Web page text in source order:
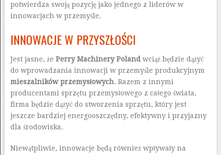
potwierdza swoją pozycję jako jednego z liderów w
innowacjach w przemyśle.
INNOWACJE W PRZYSZŁOŚCI
Jest jasne, że Perry Machinery Polandwciąż będzie dążyć
do wprowadzania innowacji w przemyśle produkcyjnym
mieszalników przemysłowych. Razem z innymi
producentami sprzętu przemysłowego z całego świata,
firma będzie dążyć do stworzenia sprzętu, który jest
jeszcze bardziej energooszczędny, efektywny i przyjazny
dla środowiska.
Niewątpliwie, innowacje będą również wpływały na